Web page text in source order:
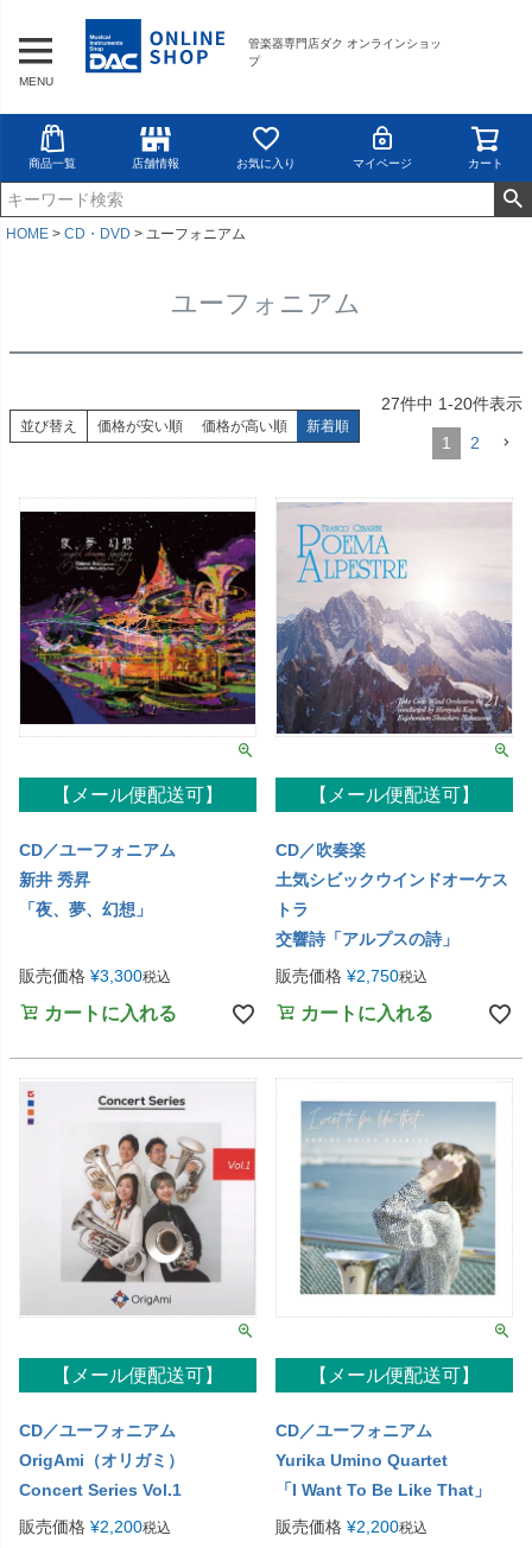
管楽器専門店ダク オンラインショッ
プ
MENU
商品一覧 店舗情報 お気に入り マイページ カート
HOME CD・DVD ユーフォニアム
ユーフォニアム
並び替え 価格が安い順 価格が高い順 新着順
27件中 1-20件表示
1 2
【メール便配送可】
CD／ユーフォニアム
新井 秀昇
「夜、夢、幻想」
販売価格 ¥3,300税込
カートに入れる
【メール便配送可】
CD／吹奏楽
土気シビックウインドオーケス
トラ
交響詩「アルプスの詩」
販売価格 ¥2,750税込
カートに入れる
【メール便配送可】
CD／ユーフォニアム
OrigAmi（オリガミ）
Concert Series Vol.1
販売価格 ¥2,200税込
【メール便配送可】
CD／ユーフォニアム
Yurika Umino Quartet
「I Want To Be Like That」
販売価格 ¥2,200税込